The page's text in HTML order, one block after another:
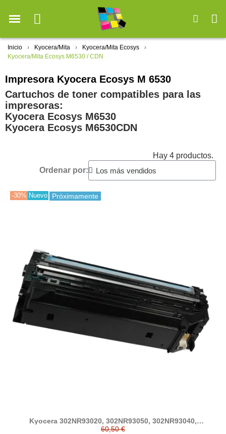
Inicio Kyocera/Mita
Kyocera/Mita Ecosys
Kyocera/Mita Ecosys M6530 / CDN
Impresora Kyocera Ecosys M 6530
Cartuchos de toner compatibles para las
impresoras:
Kyocera Ecosys M6530
Kyocera Ecosys M6530CDN
Hay 4 productos.
Ordenar por:
-30% Nuevo Próximamente
Kyocera 302NR93020, 302NR93050, 302NR93040,
302NR93030 developer compatible
60,50 €